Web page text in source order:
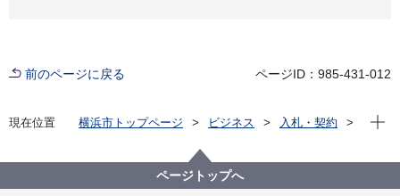
前のページに戻る ページID：985-431-012
現在位置 横浜市トップページ ビジネス
入札・契約
【入札結果掲載】【公募型指名競争⼊札】介護保険給
付費等⽀給決定通知書印字委託（６⽉以降分）
現在
ページトップへ